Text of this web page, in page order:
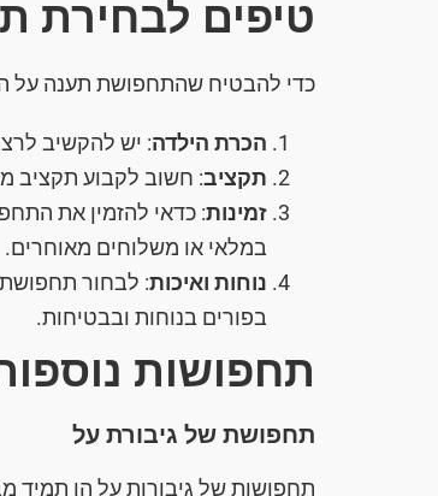
טיפים לבחירת
כדי להבטיח שהתחפושת תענה על
הכרת הילדה: יש להקשיב
תקציב: חשוב לקבוע תקציב
זמינות: כדאי להזמין את
במלאי או משלוחים מאוחרים.
נוחות ואיכות: לבחור תחפושת
בפורים בנוחות ובבטיחות.
תחפושות
תחפושת של גיבורת על
תחפושות של גיבורות על הן תמיד